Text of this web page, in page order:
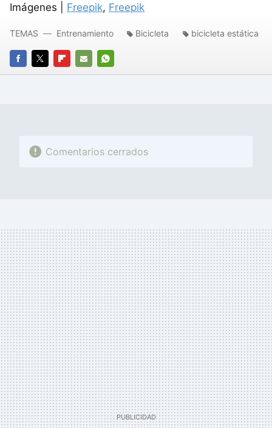
Imágenes | Freepik, Freepik
FACEBOOK
TWITTERFLIPBOARD
E-
WHATSAPP
TEMAS Entrenamiento Bicicleta bicicleta estática
Comentarios cerrados